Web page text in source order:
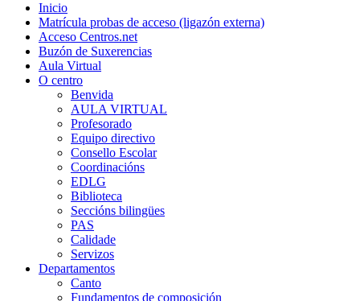
Inicio
Matrícula probas de acceso (ligazón externa)
Acceso Centros.net
Buzón de Suxerencias
Aula Virtual
O centro
Benvida
AULA VIRTUAL
Profesorado
Equipo directivo
Consello Escolar
Coordinacións
EDLG
Biblioteca
Seccións bilingües
PAS
Calidade
Servizos
Departamentos
Canto
Fundamentos de composición